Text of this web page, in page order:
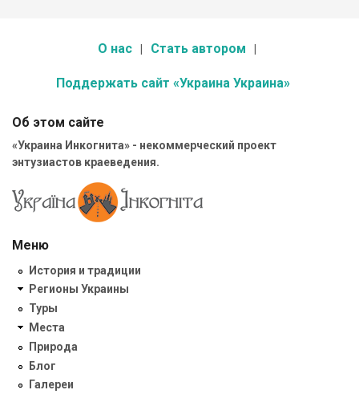
О нас Стать автором
Поддержать сайт «Украина Украина»
Об этом сайте
«Украина Инкогнита» - некоммерческий проект
энтузиастов краеведения.
Меню
История и традиции
Регионы Украины
Туры
Места
Природа
Блог
Галереи